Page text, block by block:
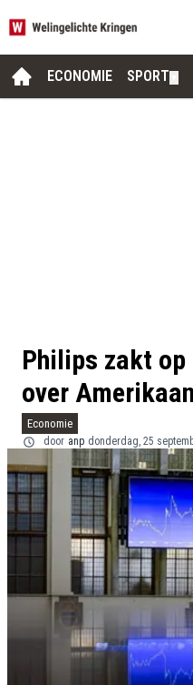
ECONOMIE SPORT
Philips zakt op
over
Economie
door anp donderdag, 25